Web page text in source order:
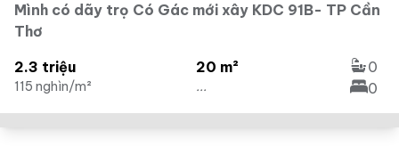
Mình có dãy trọ Có Gác mới xây KDC 91B- TP Cần
Thơ
2.3 triệu
115 nghìn/m²
20 m²
...
0
0